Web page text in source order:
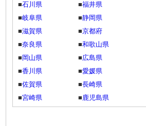
■石川県 ■福井県
■岐阜県 ■静岡県
■滋賀県 ■京都府
■奈良県 ■和歌山県
■ 岡山県 ■広島県
■香川県 ■愛媛県
■佐賀県 ■長崎県
■宮崎県 ■鹿児島県